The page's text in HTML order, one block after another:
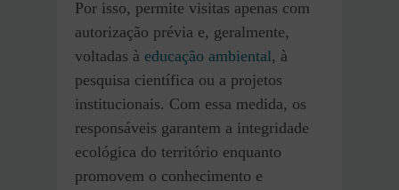
Por isso, permite visitas apenas com
autorização prévia e, geralmente,
voltadas à educação ambiental, à
pesquisa científica ou a projetos
institucionais. Com essa medida, os
responsáveis garantem a integridade
ecológica do território enquanto
promovem o conhecimento e